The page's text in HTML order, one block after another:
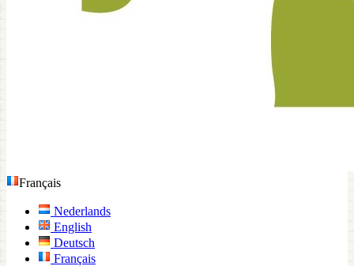
Français
Nederlands
English
Deutsch
Français